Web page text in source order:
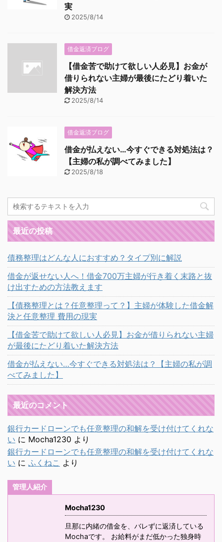
実
2025/8/14
借金返済ブログ
【借金苦で助けて欲しい人必見】お金が
借りられない主婦が最後にたどり着いた
解決方法
2025/8/14
借金返済ブログ
借金が払えない…今すぐできる対処法は？
【主婦の私が調べてみました】
2025/8/18
最近の投稿
債務整理はどんな人におすすめ？タイプ別に解説
借金が返せない人へ！借金700万主婦が行き着く末路と抜
け出すための方法教えます
【債務整理とは？任意整理って？】主婦が体験した借金解
決と任意整理 費用の現実
【借金苦で助けて欲しい人必見】お金が借りられない主婦
が最後にたどり着いた解決方法
借金が払えない…今すぐできる対処法は？【主婦の私が調
べてみました】
最近のコメント
銀行カードローンでも任意整理の和解を受け付けてくれな
い に Mocha1230 より
銀行カードローンでも任意整理の和解を受け付けてくれな
い に ふくねこ より
管理人紹介
Mocha1230
旦那に内緒の借金を、バレずに返済している
Mochaです。 お給料がまだ低かった独身時